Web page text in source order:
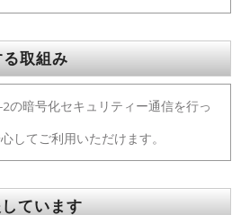
取組み
の暗号化セキュリティー通信を行っ
してご利用いただけます。
ています